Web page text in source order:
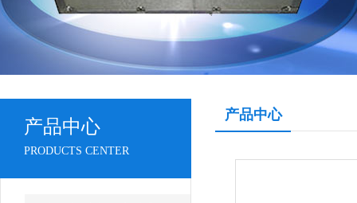
产品中心
PRODUCTS CENTER
产品中心